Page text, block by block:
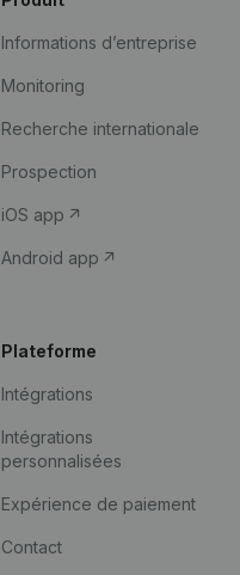
Informations d’entreprise
Monitoring
Recherche internationale
Prospection
iOS app
Android app
Plateforme
Intégrations
Intégrations
personnalisées
Expérience de paiement
Contact